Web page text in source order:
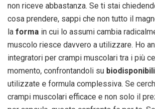
non riceve abbastanza. Se ti stai
cosa prendere, sappi che non tutto il
la forma in cui lo assumi cambia
muscolo riesce davvero a utilizzare. Ho
integratori per crampi muscolari tra i più
momento, confrontandoli su
utilizzate e formula complessiva. Se
crampi muscolari efficace e non solo il